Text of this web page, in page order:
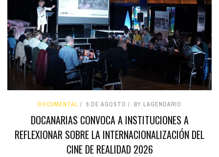
DOCUMENTAL 6 DE AGOSTO BY LAGENDARIO
DOCANARIAS CONVOCA A INSTITUCIONES A
REFLEXIONAR SOBRE LA INTERNACIONALIZACIÓN DEL
CINE DE REALIDAD 2026